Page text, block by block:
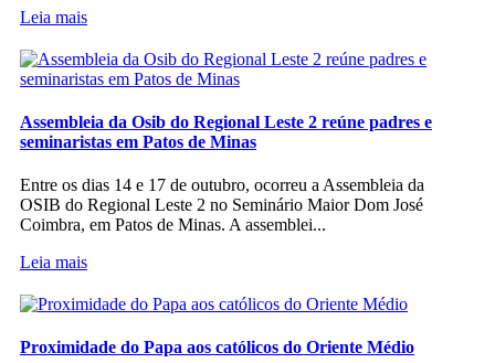
Leia mais
Assembleia da Osib do Regional Leste 2 reúne padres e
seminaristas em Patos de Minas
Entre os dias 14 e 17 de outubro, ocorreu a Assembleia da
OSIB do Regional Leste 2 no Seminário Maior Dom José
Coimbra, em Patos de Minas. A assemblei...
Leia mais
Proximidade do Papa aos católicos do Oriente Médio